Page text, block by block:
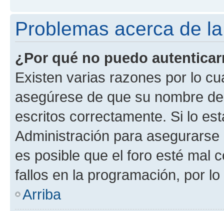
Problemas acerca de
¿Por qué no puedo
Existen varias razones por lo
asegúrese de que su nombre
escritos correctamente. Si lo
Administración para
es posible que el foro esté mal
fallos en la programación, por
Arriba